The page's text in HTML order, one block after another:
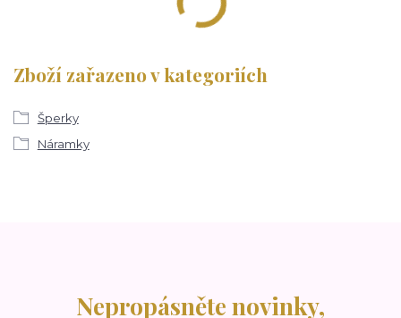
Zboží zařazeno v kategoriích
Šperky
Náramky
Nepropásněte novinky,